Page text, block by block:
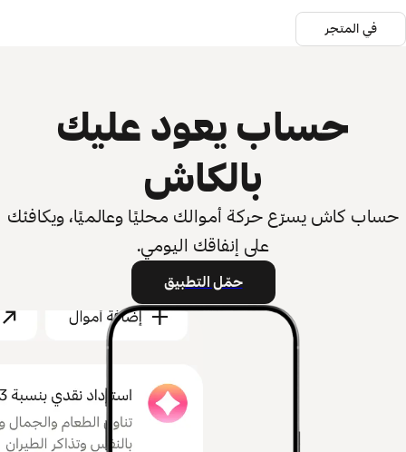
في المتجر
حساب يعود عليك
بالكاش
حساب كاش يسرّع حركة أموالك محليًا وعالميًا، ويكافئك
على إنفاقك اليومي.
حمّل التطبيق